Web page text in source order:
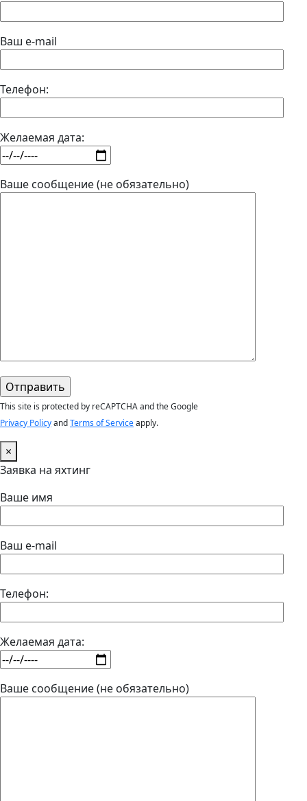
Ваш e-mail
Телефон:
Желаемая дата:
Ваше сообщение (не обязательно)
This site is protected by reCAPTCHA and the Google
Privacy PolicyandTerms of Serviceapply.
×
Заявка на яхтинг
Ваше имя
Ваш e-mail
Телефон:
Желаемая дата:
Ваше сообщение (не обязательно)